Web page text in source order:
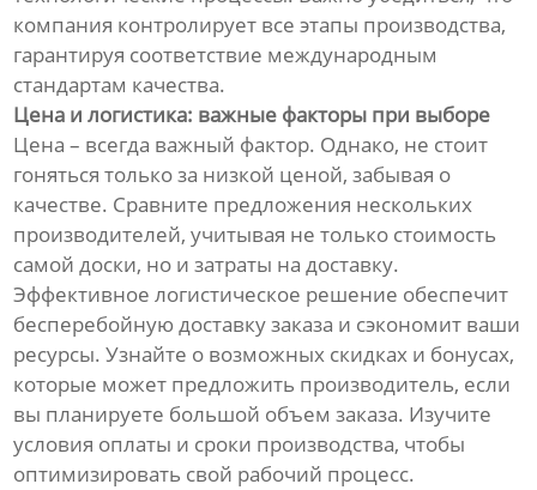
компания контролирует все этапы производства,
гарантируя соответствие международным
стандартам качества.
Цена и логистика: важные факторы при выборе
Цена – всегда важный фактор. Однако, не стоит
гоняться только за низкой ценой, забывая о
качестве. Сравните предложения нескольких
производителей, учитывая не только стоимость
самой доски, но и затраты на доставку.
Эффективное логистическое решение обеспечит
бесперебойную доставку заказа и сэкономит ваши
ресурсы. Узнайте о возможных скидках и бонусах,
которые может предложить производитель, если
вы планируете большой объем заказа. Изучите
условия оплаты и сроки производства, чтобы
оптимизировать свой рабочий процесс.